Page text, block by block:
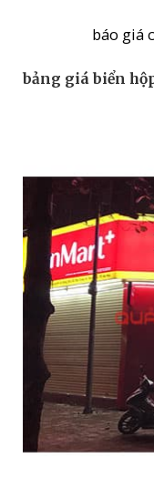
báo giá
bảng giá biển